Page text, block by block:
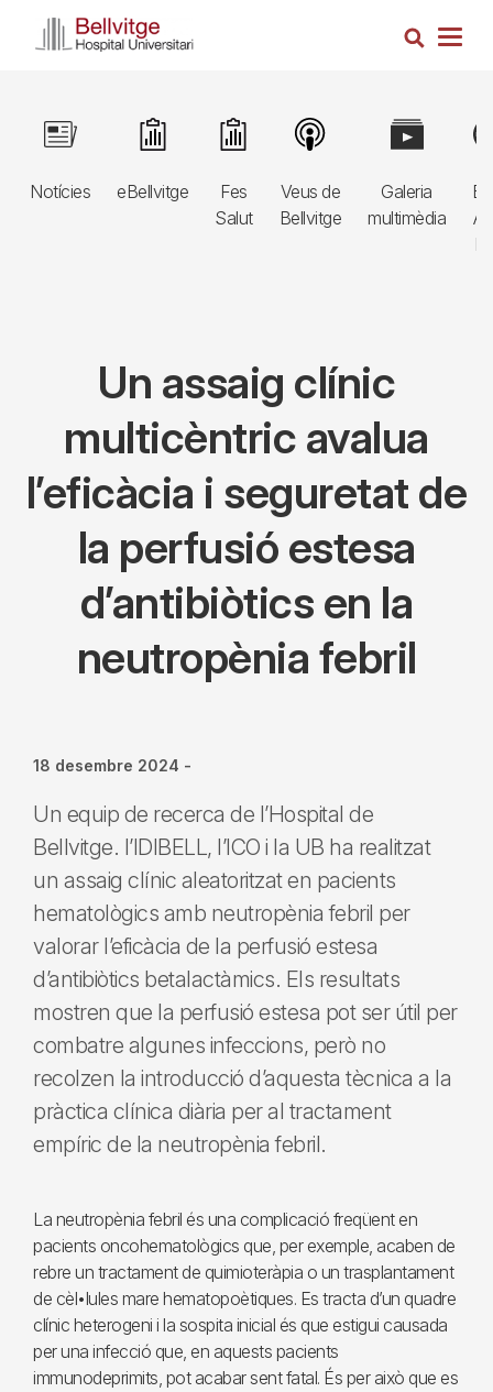
Cerca
Navegació
principal
3r
Notícies
Image
eBellvitge
Image
Fes
Salut
Image
Veus de
Bellvitge
Image
Galeria
multimèdia
Image
Un assaig clínic
multicèntric avalua
l’eficàcia i seguretat de
la perfusió estesa
d’antibiòtics en la
neutropènia febril
18 desembre 2024 -
Un equip de recerca de l’Hospital de
Bellvitge. l’IDIBELL, l’ICO i la UB ha realitzat
un assaig clínic aleatoritzat en pacients
hematològics amb neutropènia febril per
valorar l’eficàcia de la perfusió estesa
d’antibiòtics betalactàmics. Els resultats
mostren que la perfusió estesa pot ser útil per
combatre algunes infeccions, però no
recolzen la introducció d’aquesta tècnica a la
pràctica clínica diària per al tractament
empíric de la neutropènia febril.
La neutropènia febril és una complicació freqüent en
pacients oncohematològics que, per exemple, acaben de
rebre un tractament de quimioteràpia o un trasplantament
de cèl•lules mare hematopoètiques. Es tracta d’un quadre
clínic heterogeni i la sospita inicial és que estigui causada
per una infecció que, en aquests pacients
immunodeprimits, pot acabar sent fatal. És per això que es